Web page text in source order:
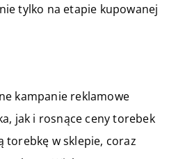
tylko na etapie kupowanej
kampanie reklamowe
jak i rosnące ceny torebek
torebkę w sklepie, coraz